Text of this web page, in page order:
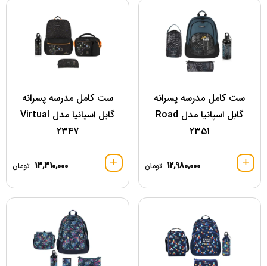
ست کامل مدرسه پسرانه
گابل اسپانیا مدل Road
2351
12,980,000 تومان
ست کامل مدرسه پسرانه
گابل اسپانیا مدل Virtual
2347
13,310,000 تومان